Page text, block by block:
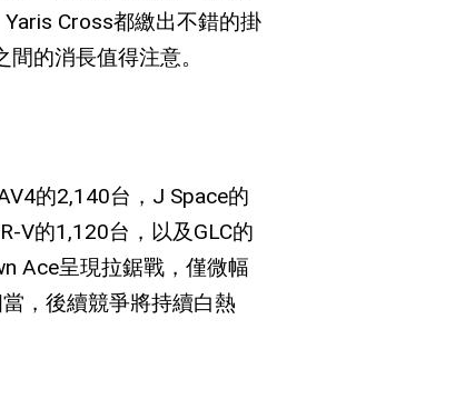
Yaris Cross都繳出不錯的掛
的消長值得注意。
的2,140台， J Space的
V的1,120台，以及GLC的
Ace呈現拉鋸戰，僅微幅
，後續競爭將持續白熱